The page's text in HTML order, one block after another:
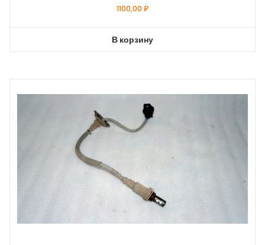
1100,00₽
В корзину